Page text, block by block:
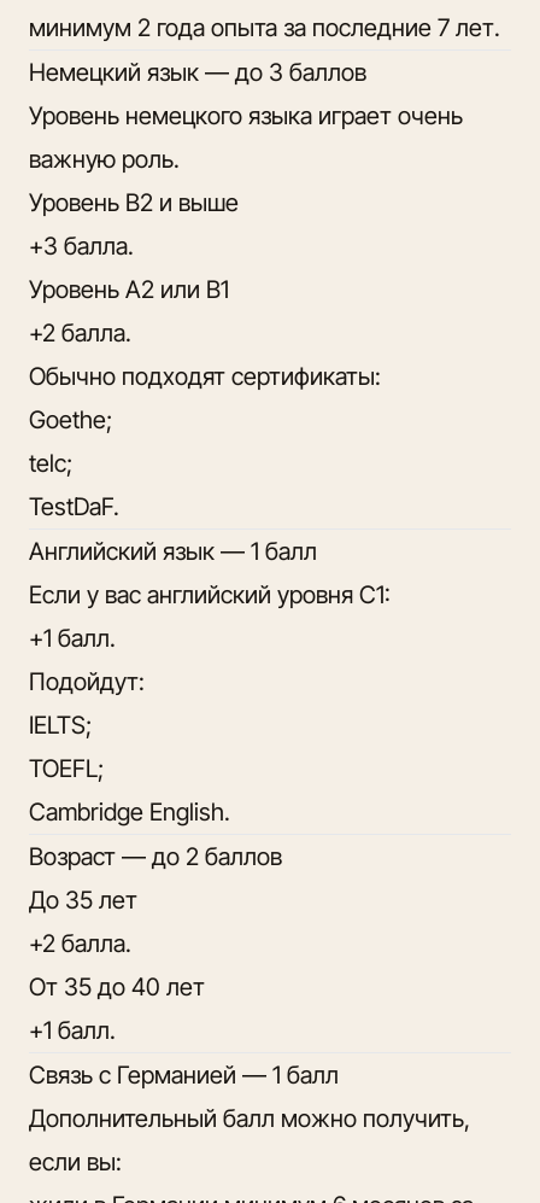
минимум 2 года опыта за последние 7 лет.
Немецкий язык — до 3 баллов
Уровень немецкого языка играет очень
важную роль.
Уровень B2 и выше
+3 балла.
Уровень A2 или B1
+2 балла.
Обычно подходят сертификаты:
Goethe;
telc;
TestDaF.
Английский язык — 1 балл
Если у вас английский уровня C1:
+1 балл.
Подойдут:
IELTS;
TOEFL;
Cambridge English.
Возраст — до 2 баллов
До 35 лет
+2 балла.
От 35 до 40 лет
+1 балл.
Связь с Германией — 1 балл
Дополнительный балл можно получить,
если вы: